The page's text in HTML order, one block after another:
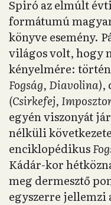
Spiró az elmúlt
formátumú
könyve esemény.
világos volt, hogy
kényelmére:
Fogság, Diavolina),
(Csirkefej,
egyén viszonyát
nélküli
enciklopédikus
Kádár-kor
meg dermesztő
egyszerre jellemzi